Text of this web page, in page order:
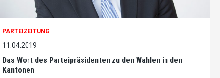
PARTEIZEITUNG
11.04.2019
Das Wort des Parteipräsidenten zu den Wahlen in den
Kantonen